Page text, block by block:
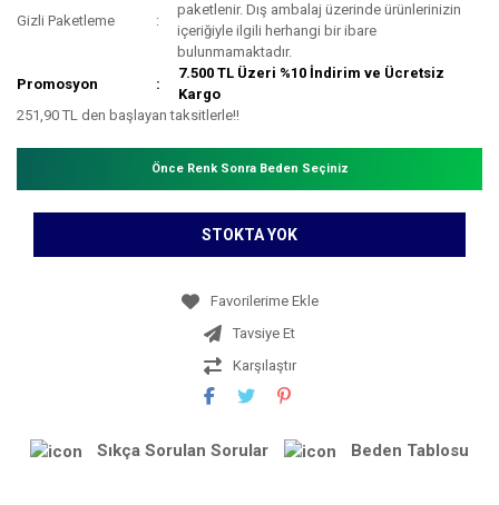
Gizli Paketleme
paketlenir. Dış ambalaj üzerinde ürünlerinizin
içeriğiyle ilgili herhangi bir ibare
bulunmamaktadır.
Promosyon
7.500 TL Üzeri %10 İndirim ve Ücretsiz
Kargo
251,90 TL den başlayan taksitlerle!!
Önce Renk Sonra Beden Seçiniz
STOKTA YOK
Tavsiye Et
Karşılaştır
Sıkça Sorulan Sorular Beden Tablosu